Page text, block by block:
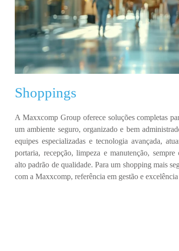
Shoppings
A Maxxcomp Group oferece soluções completas
um ambiente seguro, organizado e bem
equipes especializadas e tecnologia avançada,
portaria, recepção, limpeza e manutenção, sempre
alto padrão de qualidade. Para um shopping mais
com a Maxxcomp, referência em gestão e